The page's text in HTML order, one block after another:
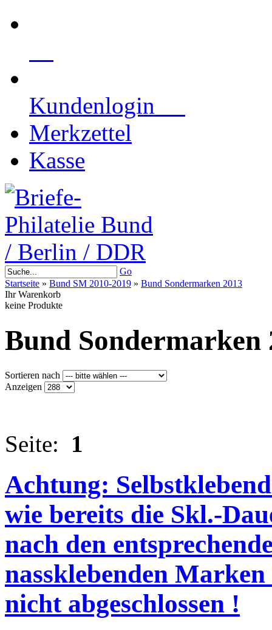
Kundenlogin
Merkzettel
Kasse
Go
Startseite » Bund SM 2010-2019 » Bund Sondermarken 2013
Ihr Warenkorb
keine Produkte
Bund Sondermarken
Sortieren nach
Anzeigen
Seite: 1
Achtung:
wie bereits die Skl.-
nach den
nassklebenden
nicht abgeschlossen !